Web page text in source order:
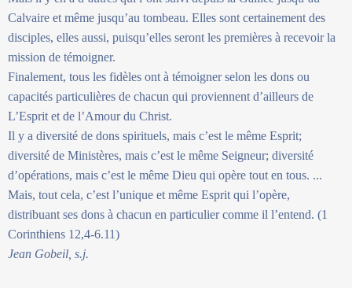
Calvaire et même jusqu’au tombeau. Elles sont certainement des
disciples, elles aussi, puisqu’elles seront les premières à recevoir la
mission de témoigner.
Finalement, tous les fidèles ont à témoigner selon les dons ou
capacités particulières de chacun qui proviennent d’ailleurs de
L’Esprit et de l’Amour du Christ.
Il y a diversité de dons spirituels, mais c’est le même Esprit;
diversité de Ministères, mais c’est le même Seigneur; diversité
d’opérations, mais c’est le même Dieu qui opère tout en tous. ...
Mais, tout cela, c’est l’unique et même Esprit qui l’opère,
distribuant ses dons à chacun en particulier comme il l’entend. (1
Corinthiens 12,4-6.11)
Jean Gobeil, s.j.